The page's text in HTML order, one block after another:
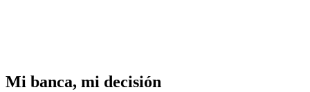
Mi banca, mi decisión